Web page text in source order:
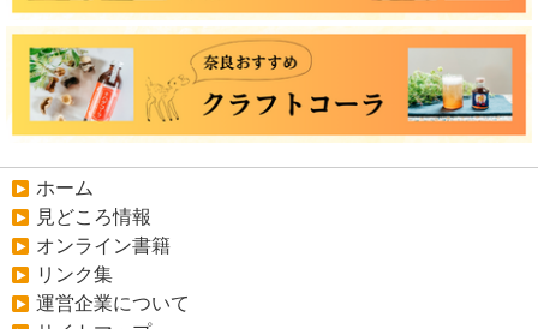
ホーム
見どころ情報
オンライン書籍
リンク集
運営企業について